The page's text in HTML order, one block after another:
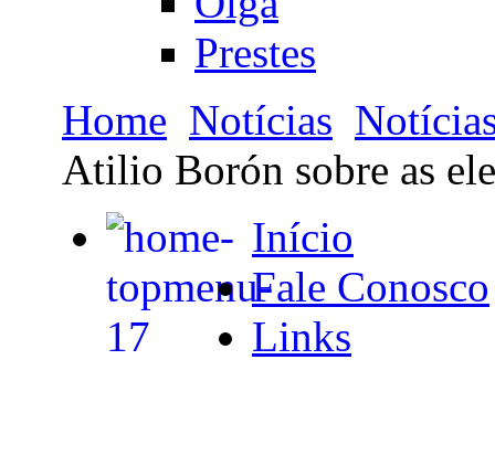
Prestes
Home Notícias
Atilio Borón sobre as
Início
Fale Conosco
Links